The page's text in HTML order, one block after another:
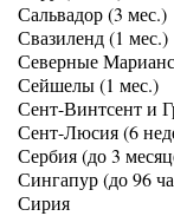
Сальвадор (3 мес.)
Свазиленд (1 мес.)
Северные
Сейшелы (1 мес.)
Сент-Винтсент и
Сент-Люсия (6
Сербия (до 3
Сингапур (до 96
Сирия